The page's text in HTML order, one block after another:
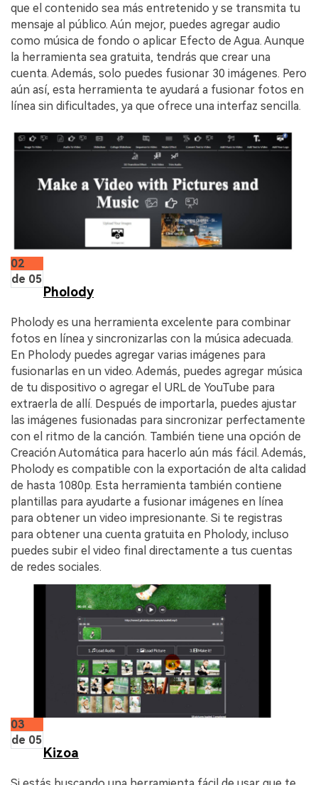
que el contenido sea más entretenido y se transmita tu
mensaje al público. Aún mejor, puedes agregar audio
como música de fondo o aplicar Efecto de Agua. Aunque
la herramienta sea gratuita, tendrás que crear una
cuenta. Además, solo puedes fusionar 30 imágenes. Pero
aún así, esta herramienta te ayudará a fusionar fotos en
línea sin dificultades, ya que ofrece una interfaz sencilla.
02
de 05
Pholody
Pholody es una herramienta excelente para combinar
fotos en línea y sincronizarlas con la música adecuada.
En Pholody puedes agregar varias imágenes para
fusionarlas en un video. Además, puedes agregar música
de tu dispositivo o agregar el URL de YouTube para
extraerla de allí. Después de importarla, puedes ajustar
las imágenes fusionadas para sincronizar perfectamente
con el ritmo de la canción. También tiene una opción de
Creación Automática para hacerlo aún más fácil. Además,
Pholody es compatible con la exportación de alta calidad
de hasta 1080p. Esta herramienta también contiene
plantillas para ayudarte a fusionar imágenes en línea
para obtener un video impresionante. Si te registras
para obtener una cuenta gratuita en Pholody, incluso
puedes subir el video final directamente a tus cuentas
de redes sociales.
03
de 05
Kizoa